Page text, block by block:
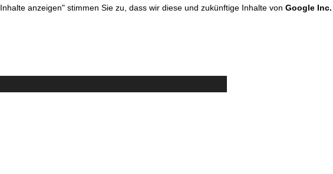
anzeigen" stimmen Sie zu, dass wir diese und zukünftige Inhalte von Google Inc.